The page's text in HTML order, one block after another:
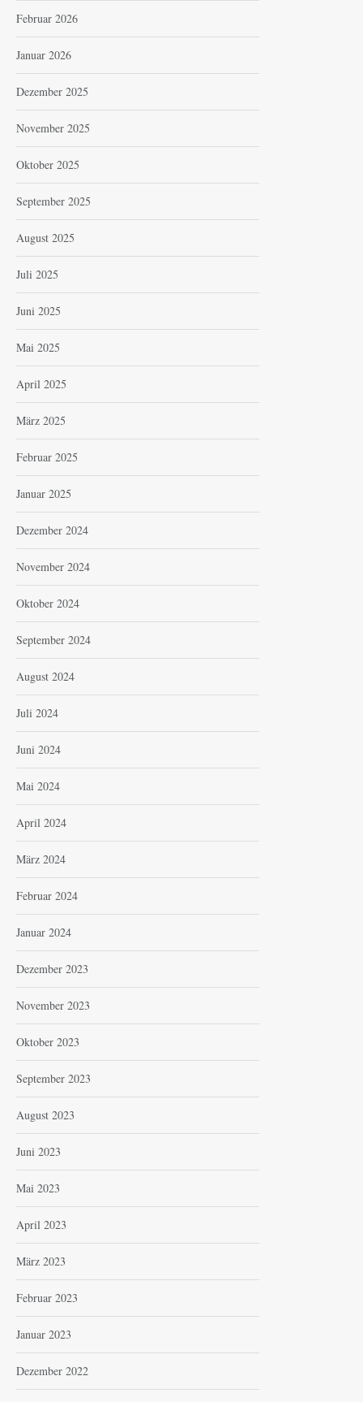
Februar 2026
Januar 2026
Dezember 2025
November 2025
Oktober 2025
September 2025
August 2025
Juli 2025
Juni 2025
Mai 2025
April 2025
März 2025
Februar 2025
Januar 2025
Dezember 2024
November 2024
Oktober 2024
September 2024
August 2024
Juli 2024
Juni 2024
Mai 2024
April 2024
März 2024
Februar 2024
Januar 2024
Dezember 2023
November 2023
Oktober 2023
September 2023
August 2023
Juni 2023
Mai 2023
April 2023
März 2023
Februar 2023
Januar 2023
Dezember 2022